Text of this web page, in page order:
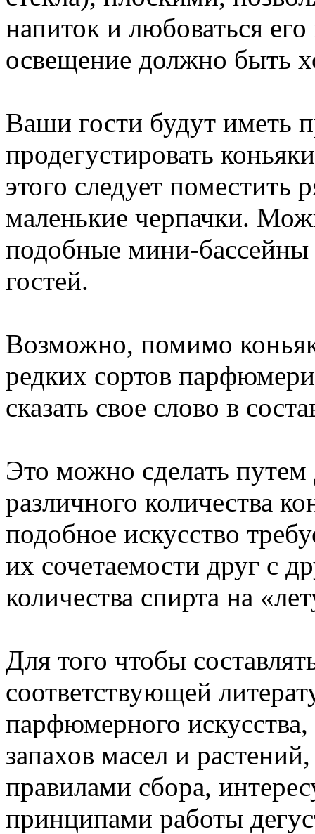
напиток и любоваться
освещение должно быть
Ваши гости будут иметь
продегустировать
этого следует
маленькие черпачки.
подобные мини-
гостей.
Возможно, помимо
редких сортов
сказать свое слово в
Это можно сделать путем
различного количества
подобное искусство
их сочетаемости друг с
количества спирта на
Для того чтобы
соответствующей
парфюмерного
запахов масел и
правилами сбора,
принципами работы